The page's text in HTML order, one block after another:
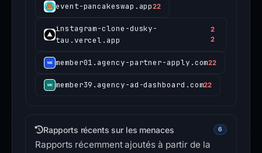
event-pancakeswap.app22
instagram-clone-dusky-
tau.vercel.app
2
2
member01.agency-partner-apply.com22
member39.agency-ad-dashboard.com22
Rapports récents sur les menaces 6
Rapports récemment ajoutés à partir de la